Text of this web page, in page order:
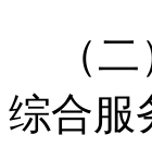
（
综合服